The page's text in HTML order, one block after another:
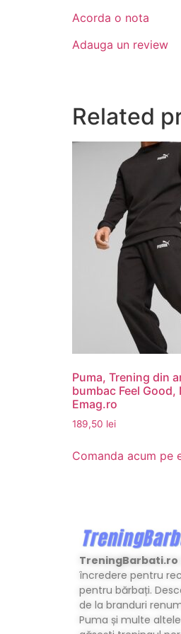
Acorda o nota
Adauga un review
Related
Puma, Trening din
bumbac Feel Good,
Emag.ro
189,50 lei
Comanda acum pe
TreningBarbati.ro
încredere pentru
pentru bărbați.
de la branduri
Puma și multe